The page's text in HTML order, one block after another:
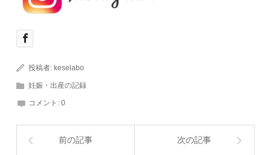
投稿者: keselabo
妊娠・出産の記録
コメント:0
前の記事 次の記事